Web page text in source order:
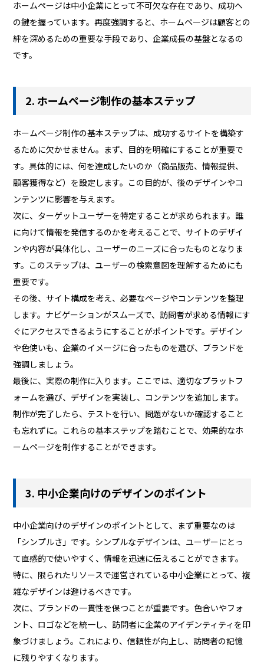
ホームページは中小企業にとって不可欠な存在であり、成功へ
の鍵を握っています。再度強調すると、ホームページは顧客との
絆を深めるための重要な手段であり、企業成長の基盤となるの
です。
2. ホームページ制作の基本ステップ
ホームページ制作の基本ステップは、成功するサイトを構築す
るために欠かせません。まず、目的を明確にすることが重要で
す。具体的には、何を達成したいのか（商品販売、情報提供、
顧客獲得など）を設定します。この目的が、後のデザインやコ
ンテンツに影響を与えます。
次に、ターゲットユーザーを特定することが求められます。誰
に向けて情報を発信するのかを考えることで、サイトのデザイ
ンや内容が具体化し、ユーザーのニーズに合ったものとなりま
す。このステップは、ユーザーの検索意図を理解するためにも
重要です。
その後、サイト構成を考え、必要なページやコンテンツを整理
します。ナビゲーションがスムーズで、訪問者が求める情報にす
ぐにアクセスできるようにすることがポイントです。デザイン
や色使いも、企業のイメージに合ったものを選び、ブランドを
強調しましょう。
最後に、実際の制作に入ります。ここでは、適切なプラットフ
ォームを選び、デザインを実装し、コンテンツを追加します。
制作が完了したら、テストを行い、問題がないか確認すること
も忘れずに。これらの基本ステップを踏むことで、効果的なホ
ームページを制作することができます。
3. 中小企業向けのデザインのポイント
中小企業向けのデザインのポイントとして、まず重要なのは
「シンプルさ」です。シンプルなデザインは、ユーザーにとっ
て直感的で使いやすく、情報を迅速に伝えることができます。
特に、限られたリソースで運営されている中小企業にとって、複
雑なデザインは避けるべきです。
次に、ブランドの一貫性を保つことが重要です。色合いやフォ
ント、ロゴなどを統一し、訪問者に企業のアイデンティティを印
象づけましょう。これにより、信頼性が向上し、訪問者の記憶
に残りやすくなります。